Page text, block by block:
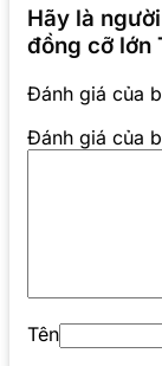
Hãy là
đồng cỡ lớn
Đánh giá của
Đánh giá của
Tên